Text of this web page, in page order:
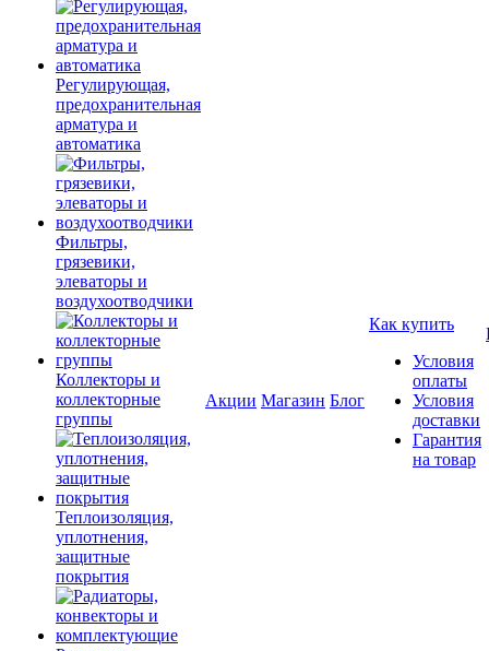
Регулирующая,
предохранительная
арматура и
автоматика
Фильтры,
грязевики,
элеваторы и
воздухоотводчики
Коллекторы и
коллекторные
группы
Теплоизоляция,
уплотнения,
защитные
покрытия
Акции Магазин Блог
Как купить
Условия
оплаты
Условия
доставки
Гарантия
на товар